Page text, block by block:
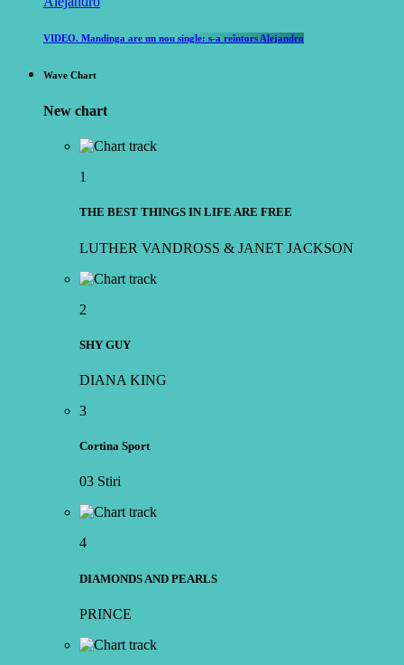
VIDEO. Mandinga are un nou single: s-a reîntors Alejandro
Wave Chart
New chart
1
THE BEST THINGS IN LIFE ARE FREE
LUTHER VANDROSS & JANET JACKSON
2
SHY GUY
DIANA KING
3
Cortina Sport
03 Stiri
4
DIAMONDS AND PEARLS
PRINCE